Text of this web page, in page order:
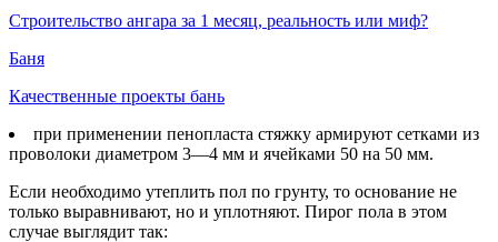
Строительство ангара за 1 месяц, реальность или миф?
Баня
Качественные проекты бань
при применении пенопласта стяжку армируют сетками из
проволоки диаметром 3—4 мм и ячейками 50 на 50 мм.
Если необходимо утеплить пол по грунту, то основание не
только выравнивают, но и уплотняют. Пирог пола в этом
случае выглядит так: